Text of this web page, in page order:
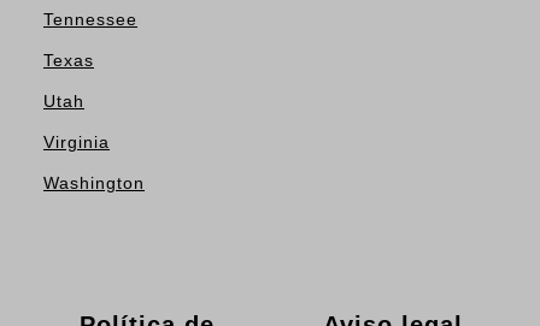
Tennessee
Texas
Utah
Virginia
Washington